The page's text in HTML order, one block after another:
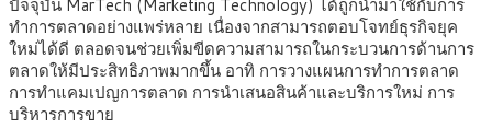
ปัจจุบัน MarTech (Marketing Technology) ได้ถูกนำมาใช้กับการ
ทำการตลาดอย่างแพร่หลาย เนื่องจากสามารถตอบโจทย์ธุรกิจยุค
ใหม่ได้ดี ตลอดจนช่วยเพิ่มขีดความสามารถในกระบวนการด้านการ
ตลาดให้มีประสิทธิภาพมากขึ้น อาทิ การวางแผนการทำการตลาด
การทำแคมเปญการตลาด การนำเสนอสินค้าและบริการใหม่ การ
บริหารการขาย